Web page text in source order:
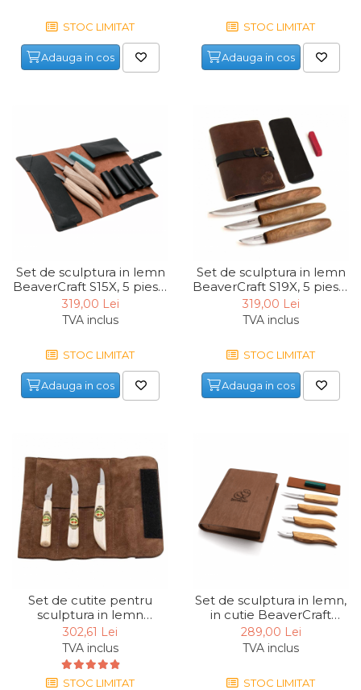
Accesorii Motoburghie
Masini Tuns Iarba & Gazon
Garduri electrice animale
Greble
Semanatori
Mai compactor
Betoniere
Placa compactoare
Roabe
Masina de Amestecat
Noutati
STOC LIMITAT
Adauga in cos
STOC LIMITAT
Adauga in cos
Set de sculptura in lemn
BeaverCraft S15X, 5 piese,
plus husa din piele
319,00 Lei
TVA inclus
STOC LIMITAT
Adauga in cos
Set de sculptura in lemn
BeaverCraft S19X, 5 piese,
plus husa din piele
319,00 Lei
TVA inclus
STOC LIMITAT
Adauga in cos
Set de cutite pentru
sculptura in lemn
Kirschen 3307000, 3
piese
302,61 Lei
TVA inclus
STOC LIMITAT
Set de sculptura in lemn,
in cutie BeaverCraft
S07book, 6 piese
289,00 Lei
TVA inclus
STOC LIMITAT